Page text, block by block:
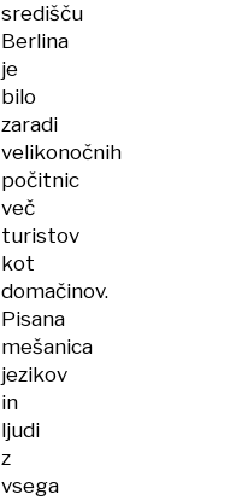
središču
Berlina
je
bilo
zaradi
velikonočnih
počitnic
več
turistov
kot
domačinov.
Pisana
mešanica
jezikov
in
ljudi
z
vsega